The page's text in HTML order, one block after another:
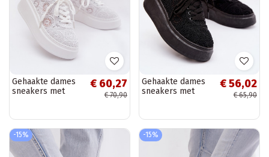
Gehaakte dames
sneakers met
€ 60,27
€ 70,90
Gehaakte dames
sneakers met
€ 56,02
€ 65,90
-15% -15%